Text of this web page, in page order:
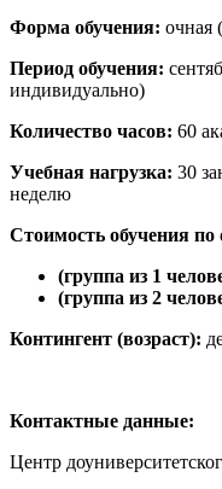
Форма обучения: очная
Период обучения:
индивидуально)
Количество часов: 60
Учебная нагрузка: 30
неделю
Стоимость обучения по
(группа из 1
(группа из 2
Контингент (возраст):
Контактные данные:
Центр